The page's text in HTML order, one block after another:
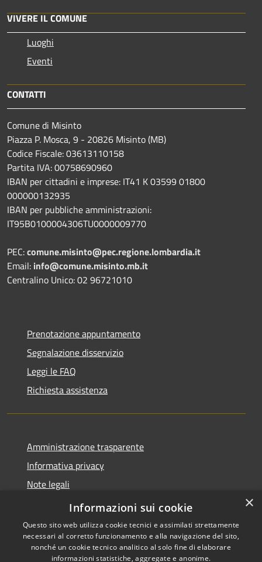
VIVERE IL COMUNE
Luoghi
Eventi
CONTATTI
Comune di Misinto
Piazza P. Mosca, 9 - 20826 Misinto (MB)
Codice Fiscale: 03613110158
Partita IVA: 00758690960
IBAN per cittadini e imprese: IT41 K 03599 01800
000000132935
IBAN per pubbliche amministrazioni:
IT95B0100004306TU0000009770
PEC:comune.misinto@pec.regione.lombardia.it
Email: info@comune.misinto.mb.it
Centralino Unico: 02 96721010
Prenotazione appuntamento
Segnalazione disservizio
Leggi le FAQ
Richiesta assistenza
Amministrazione trasparente
Informativa privacy
Note legali
Dichiarazione di accessibilità
×
Informazioni sui cookie
Questo sito web utilizza cookie tecnici e assimilati strettamente
necessari al corretto funzionamento e alla navigazione del sito,
nonché un cookie tecnico analitico al solo fine di elaborare
informazioni statistiche, aggregate e anonime.